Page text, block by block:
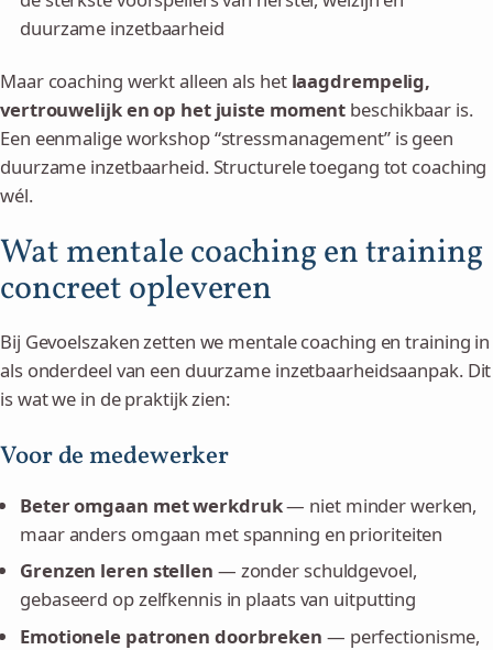
duurzame inzetbaarheid
Maar coaching werkt alleen als het laagdrempelig,
vertrouwelijk en op het juiste moment beschikbaar is.
Een eenmalige workshop “stressmanagement” is geen
duurzame inzetbaarheid. Structurele toegang tot coaching
wél.
Wat mentale coaching en training
concreet opleveren
Bij Gevoelszaken zetten we mentale coaching en training in
als onderdeel van een duurzame inzetbaarheidsaanpak. Dit
is wat we in de praktijk zien:
Voor de medewerker
Beter omgaan met werkdruk— niet minder werken,
maar anders omgaan met spanning en prioriteiten
Grenzen leren stellen — zonder schuldgevoel,
gebaseerd op zelfkennis in plaats van uitputting
Emotionele patronen doorbreken — perfectionisme,